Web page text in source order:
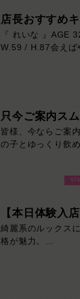
すめ！
気になった方は、
分！その日の予定
い！ご来店お待ち
店長おすすめ
『 れいな 』AGE
W.59 / H.87会えば
当店のコンセプト
その笑顔は全ての
いなし♡
行列必至の女性に
お遊びはお早めに
只今ご案内ス
皆様、今ならご案
の子とゆっくり飲
【本日体験入
綺麗系のルックス
格が魅力。